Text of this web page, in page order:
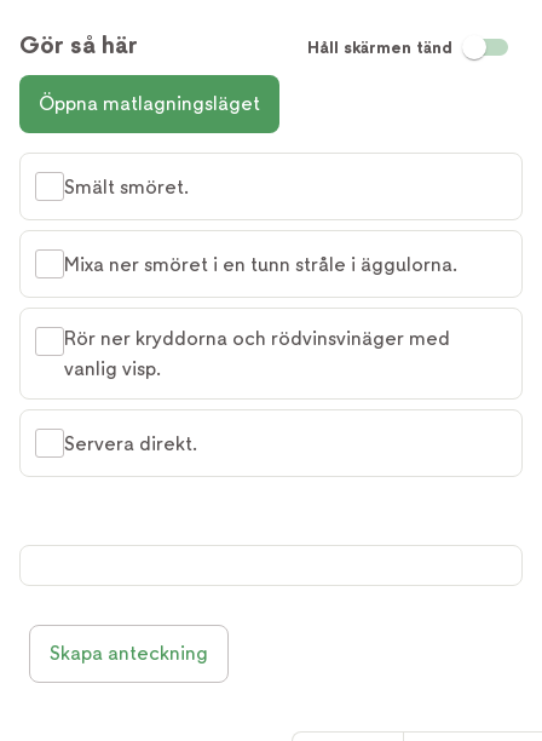
Gör så här Håll skärmen tänd
Öppna matlagningsläget
Smält smöret.
Mixa ner smöret i en tunn stråle i äggulorna.
Rör ner kryddorna och rödvinsvinäger med
vanlig visp.
Servera direkt.
Skapa anteckning